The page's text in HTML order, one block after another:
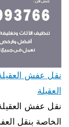
العقيلة
نقل عفش
الخاصة بنقل